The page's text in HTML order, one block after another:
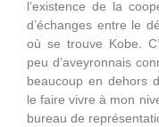
l’existence de la
d’échanges entre le
où se trouve Kobe.
peu d’aveyronnais
beaucoup en dehors
le faire vivre à mon
bureau de